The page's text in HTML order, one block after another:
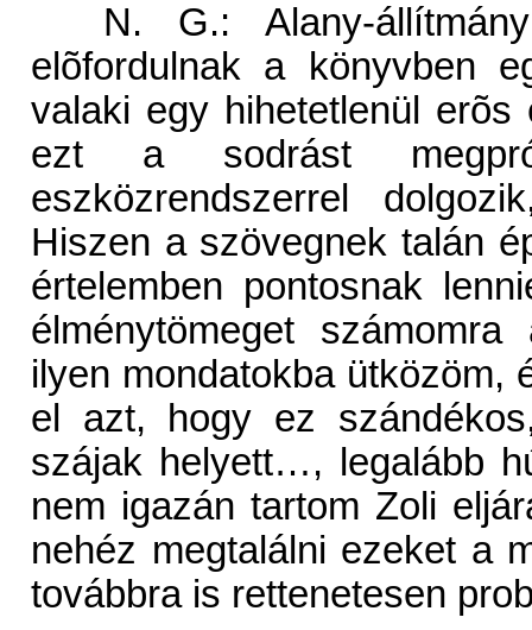
N. G.: Alany-
elõfordulnak a könyvben
valaki egy hihetetlenül
ezt a sodrást
eszközrendszerrel
Hiszen a szövegnek talán
értelemben pontosnak
élménytömeget
ilyen mondatokba ütközöm,
el azt, hogy ez
szájak helyett…, legalább
nem igazán tartom Zoli
nehéz megtalálni ezeket a
továbbra is rettenetesen